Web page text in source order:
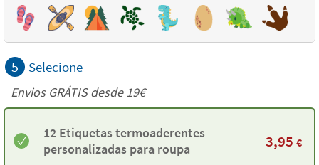
5 Selecione
Envios GRÁTIS desde 19€
12 Etiquetas termoaderentes
personalizadas para roupa
3,95 €